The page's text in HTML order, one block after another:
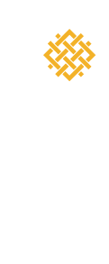
content